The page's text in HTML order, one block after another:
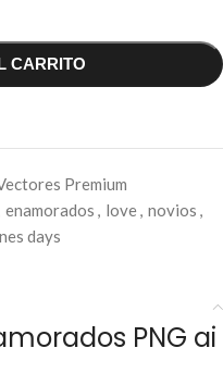
CARRITO
Premium
enamorados , love, novios ,
days
PNG ai